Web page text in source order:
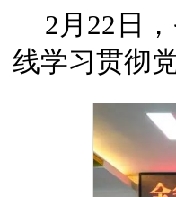
省文史
馆馆员
2月22日
线学习贯彻